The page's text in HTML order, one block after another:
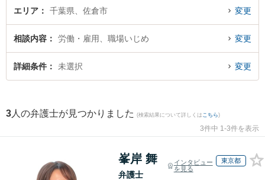
護士、うすい総合法律事務所の小林 友明弁護士のプロフィール情報や弁護士費
実績豊富な近くの弁護士を検索したい』『初回相談無料で職場いじめを法律相
談できる佐倉市内の弁護士に相談予約したい』などでお困りの相談者さんにお
すすめです。
エリア 千葉県、佐倉市 変更
相談内容 労働・雇用、職場いじめ 変更
詳細条件 未選択 変更
3 人の弁護士が見つかりました (検索結果について詳しくは こちら)
3件中 1-3件を表示
峯岸 舞
弁護士
インタビュー
を見る
東京都